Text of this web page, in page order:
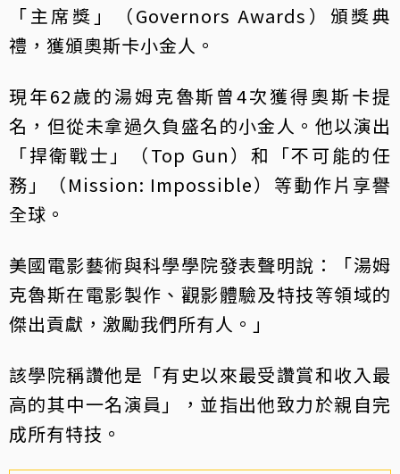
「主席獎」（Governors Awards）頒獎典
禮，獲頒奧斯卡小金人。
現年62歲的湯姆克魯斯曾4次獲得奧斯卡提
名，但從未拿過久負盛名的小金人。他以演出
「捍衛戰士」（Top Gun）和「不可能的任
務」（Mission: Impossible）等動作片享譽
全球。
美國電影藝術與科學學院發表聲明說：「湯姆
克魯斯在電影製作、觀影體驗及特技等領域的
傑出貢獻，激勵我們所有人。」
該學院稱讚他是「有史以來最受讚賞和收入最
高的其中一名演員」，並指出他致力於親自完
成所有特技。